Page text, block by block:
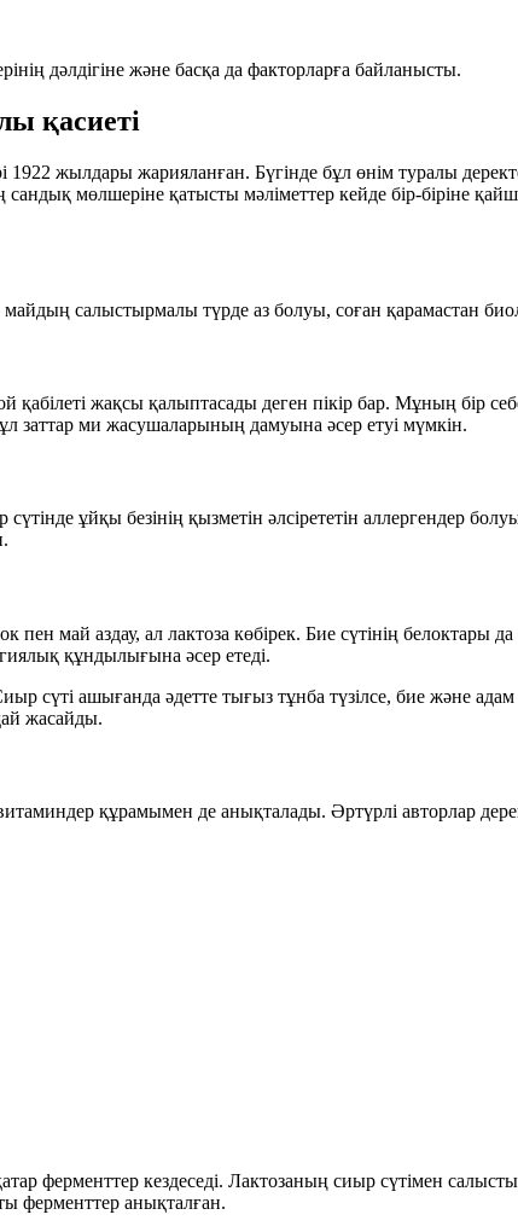
дәлдігіне және басқа да факторларға байланысты.
қасиеті
1922 жылдары жарияланған. Бүгінде бұл өнім туралы
мөлшеріне қатысты мәліметтер кейде бір-біріне
майдың салыстырмалы түрде аз болуы, соған қарамастан
жақсы қалыптасады деген пікір бар. Мұның бір
заттар ми жасушаларының дамуына әсер етуі мүмкін.
ұйқы безінің қызметін әлсірететін аллергендер
пен май аздау, ал лактоза көбірек. Бие сүтінің белоктары
құндылығына әсер етеді.
сүті ашығанда әдетте тығыз тұнба түзілсе, бие және
жасайды.
құрамымен де анықталады. Әртүрлі авторлар
ферменттер кездеседі. Лактозаның сиыр сүтімен
ферменттер анықталған.